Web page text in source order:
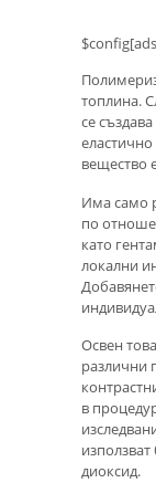
топлина.
се
вещество
Има само
по
като
локални
Освен
различни
в
диоксид.